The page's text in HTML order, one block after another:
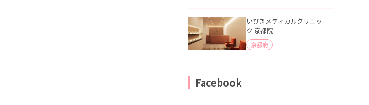
いびきメディカルクリニッ
ク 京都院
京都府
Facebook